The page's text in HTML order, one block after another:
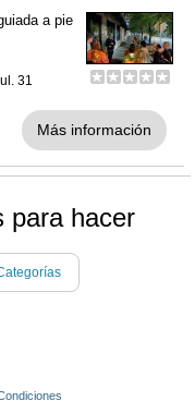
a pie
31
Más información
para hacer